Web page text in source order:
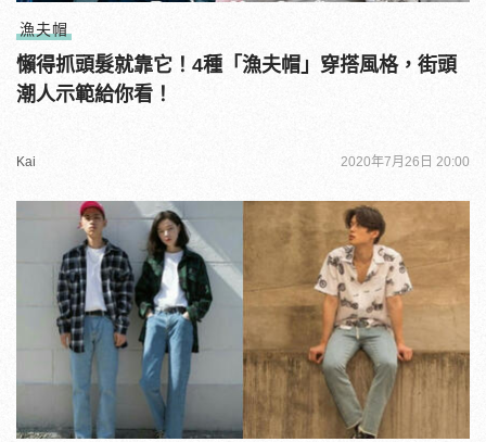
漁夫帽
懶得抓頭髮就靠它！4種「漁夫帽」穿搭風格，街頭
潮人示範給你看！
Kai 2020年7月26日 20:00